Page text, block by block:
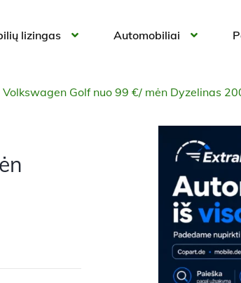
lizingas Automobiliai
Volkswagen Golf nuo 99 €/ mėn Dyzelinas